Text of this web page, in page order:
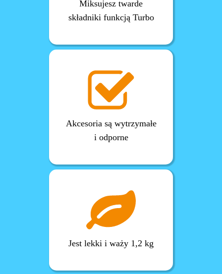
Miksujesz twarde
składniki funkcją Turbo
Akcesoria są wytrzymałe
i odporne
Jest lekki i waży 1,2 kg